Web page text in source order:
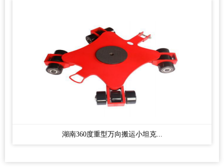
湖南360度重型万向搬运小坦克...